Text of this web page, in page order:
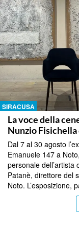
SIRACUSA
La voce della
Nunzio Fisichella
Dal 7 al 30 agosto
Emanuele 147 a
personale dell’artista
Patanè, direttore del
Noto. L’esposizione,